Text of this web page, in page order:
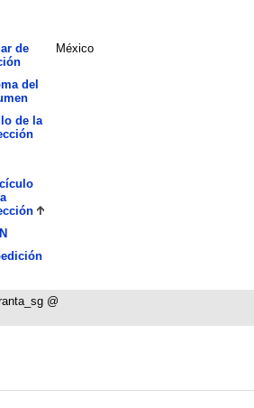
de
México
del
de la
@